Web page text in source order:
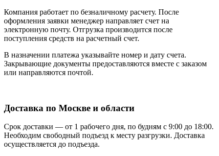
Компания работает по безналичному расчету. После
оформления заявки менеджер направляет счет на
электронную почту. Отгрузка производится после
поступления средств на расчетный счет.
В назначении платежа указывайте номер и дату счета.
Закрывающие документы предоставляются вместе с заказом
или направляются почтой.
Доставка по Москве и области
Срок доставки — от 1 рабочего дня, по будням с 9:00 до 18:00.
Необходим свободный подъезд к месту разгрузки. Доставка
осуществляется до подъезда.